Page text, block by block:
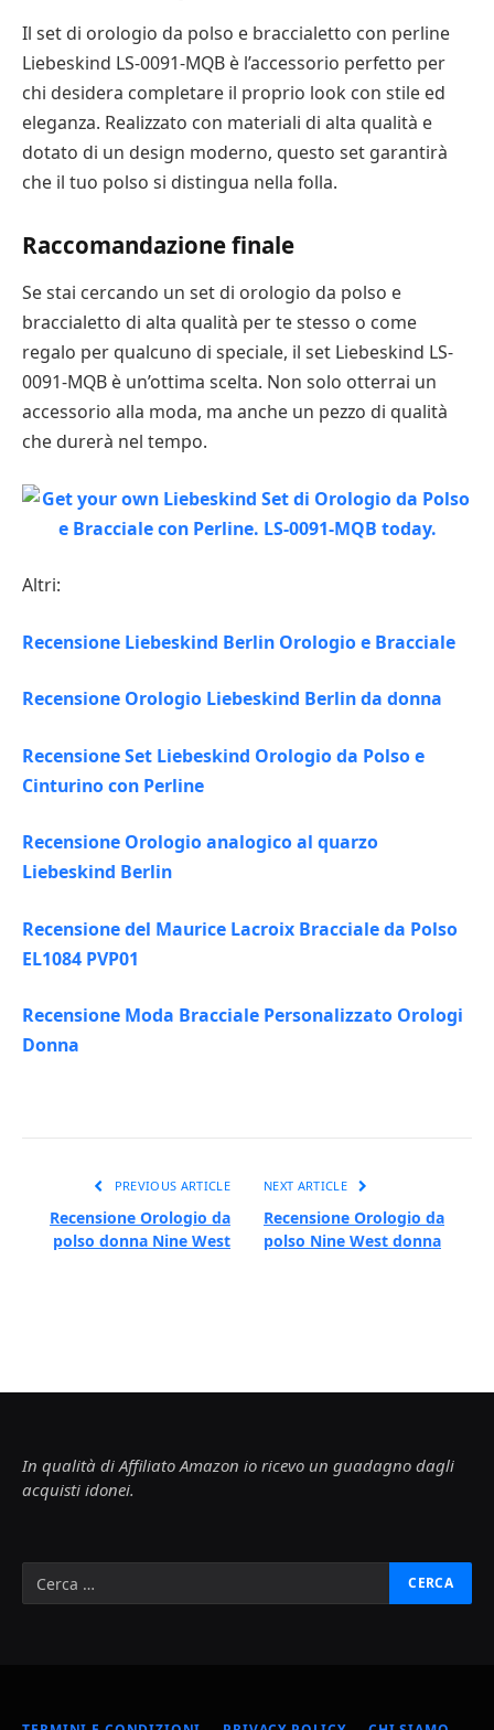
Il set di orologio da polso e braccialetto con perline
Liebeskind LS-0091-MQB è l’accessorio perfetto per
chi desidera completare il proprio look con stile ed
eleganza. Realizzato con materiali di alta qualità e
dotato di un design moderno, questo set garantirà
che il tuo polso si distingua nella folla.
Raccomandazione finale
Se stai cercando un set di orologio da polso e
braccialetto di alta qualità per te stesso o come
regalo per qualcuno di speciale, il set Liebeskind LS-
0091-MQB è un’ottima scelta. Non solo otterrai un
accessorio alla moda, ma anche un pezzo di qualità
che durerà nel tempo.
Altri:
Recensione Liebeskind Berlin Orologio e Bracciale
Recensione Orologio Liebeskind Berlin da donna
Recensione Set Liebeskind Orologio da Polso e
Cinturino con Perline
Recensione Orologio analogico al quarzo
Liebeskind Berlin
Recensione del Maurice Lacroix Bracciale da Polso
EL1084 PVP01
Recensione Moda Bracciale Personalizzato Orologi
Donna
PREVIOUS ARTICLE
Recensione Orologio da
polso donna Nine West
NEXT ARTICLE
Recensione Orologio da
polso Nine West donna
In qualità di Affiliato Amazon io ricevo un guadagno dagli
acquisti idonei.